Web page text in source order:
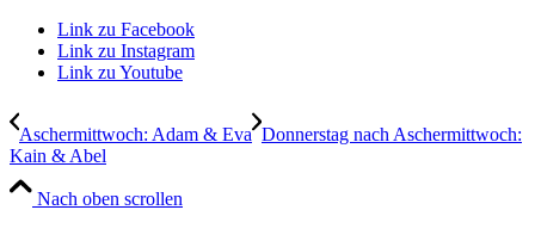
Link zu Facebook
Link zu Instagram
Link zu Youtube
Aschermittwoch: Adam & Eva Donnerstag nach Aschermittwoch:
Kain & Abel
Nach oben scrollen